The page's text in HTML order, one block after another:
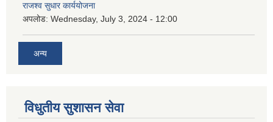
राजश्व सुधार कार्ययोजना
अपलोड: Wednesday, July 3, 2024 - 12:00
अन्य
विधुतीय सुशासन सेवा